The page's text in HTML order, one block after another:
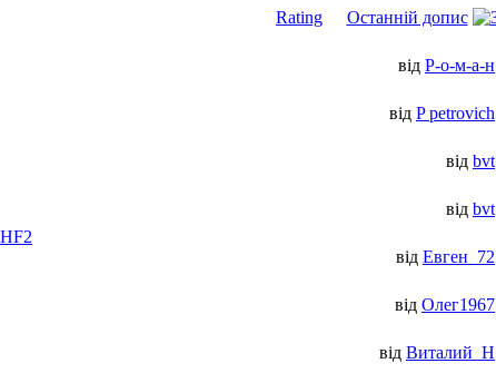
Rating
Останній допис
від Р-о-м-а-н
від P petrovich
від bvt
від bvt
від Евген_72
від Олег1967
від Виталий_Н